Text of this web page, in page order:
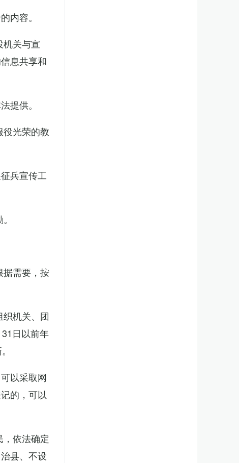
内容。
机关与宣
息共享和
提供。
光荣的教
兵宣传工
需要，按
机关、团
日以前年
以采取网
的，可以
依法确定
县、不设